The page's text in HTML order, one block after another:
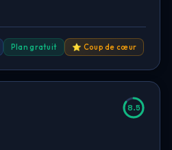
Plan gratuit ⭐ Coup de cœur
8.5